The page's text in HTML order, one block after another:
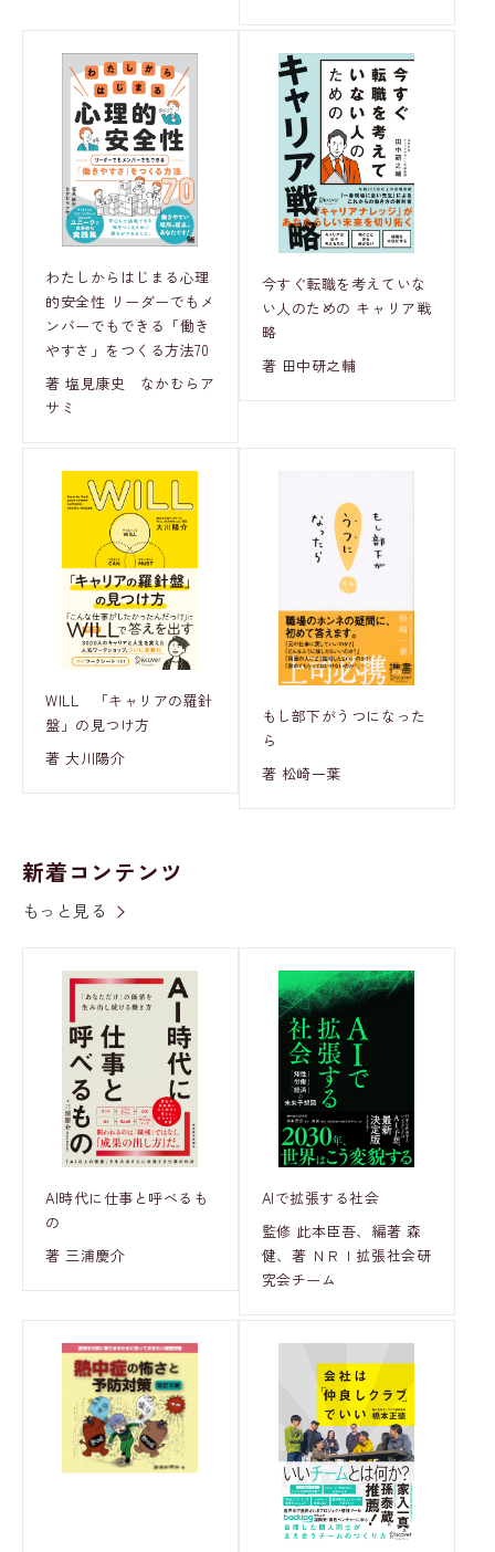
わたしからはじまる心理
的安全性 リーダーでもメ
ンバーでもできる「働き
やすさ」をつくる方法70
著 塩見康史 なかむらア
サミ
今すぐ転職を考えていな
い人のための キャリア戦
略
著 田中研之輔
WILL 「キャリアの羅針
盤」の見つけ方
著 大川陽介
もし部下がうつになった
ら
著 松崎一葉
新着コンテンツ
もっと見る
AI時代に仕事と呼べるも
の
著 三浦慶介
AIで拡張する社会
監修 此本臣吾、編著 森
健、著 ＮＲＩ拡張社会研
究会チーム